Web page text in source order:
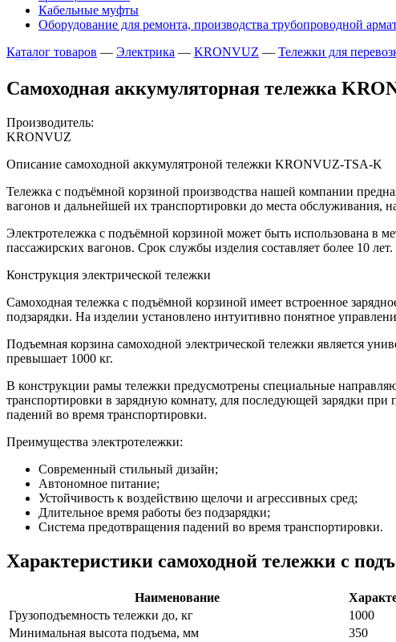
Кабельные муфты
Оборудование для ремонта, производства трубопроводной
Каталог товаров — Электрика — KRONVUZ — Тележки для
Самоходная аккумуляторная тележка
Производитель:
KRONVUZ
Описание самоходной аккумулятроной тележки KRONVUZ-TSA-K
Тележка с подъёмной корзиной производства нашей компании
вагонов и дальнейшей их транспортировки до места обслуживания,
Электротележка с подъёмной корзиной может быть использована в
пассажирских вагонов. Срок службы изделия составляет более 10 лет.
Конструкция электрической тележки
Самоходная тележка с подъёмной корзиной имеет встроенное
подзарядки. На изделии установлено интуитивно понятное
Подъемная корзина самоходной электрической тележки является
превышает 1000 кг.
В конструкции рамы тележки предусмотрены специальные
транспортировки в зарядную комнату, для последующей зарядки
падений во время транспортировки.
Преимущества электротележки:
Современный стильный дизайн;
Автономное питание;
Устойчивость к воздействию щелочи и агрессивных сред;
Длительное время работы без подзарядки;
Система предотвращения падений во время транспортировки.
Характеристики самоходной тележки с
Наименование
Грузоподъемность тележки до, кг
1000
Минимальная высота подъема, мм
350